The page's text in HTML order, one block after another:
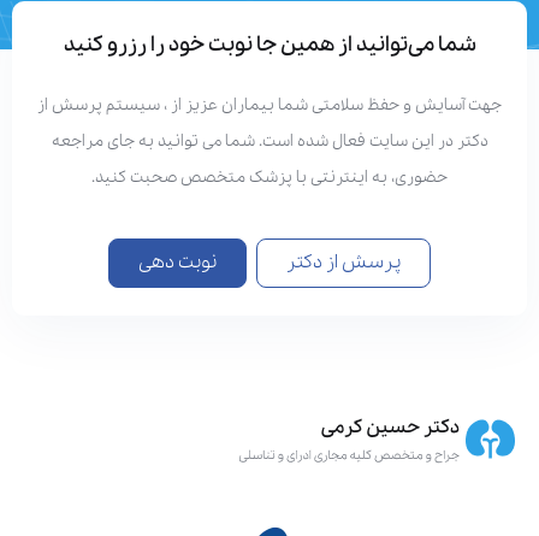
شما می‌توانید از همین جا نوبت خود را رزرو کنید
آسایش و حفظ سلامتی شما بیماران عزیز از ، سیستم پرسش از
دکتر در این سایت فعال شده است. شما می توانید به جای مراجعه
حضوری، به اینترنتی با پزشک متخصص صحبت کنید.
پرسش از دکتر نوبت دهی